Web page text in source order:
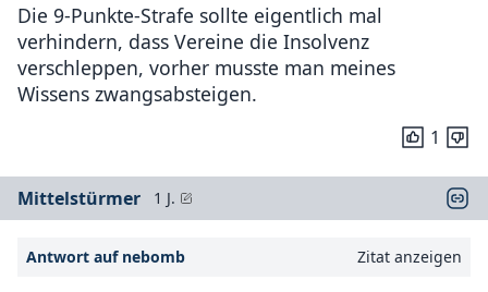
Die 9-Punkte-Strafe sollte eigentlich mal
verhindern, dass Vereine die Insolvenz
verschleppen, vorher musste man meines
Wissens zwangsabsteigen.
1
Mittelstürmer 1 J.
Antwort auf nebomb Zitat anzeigen